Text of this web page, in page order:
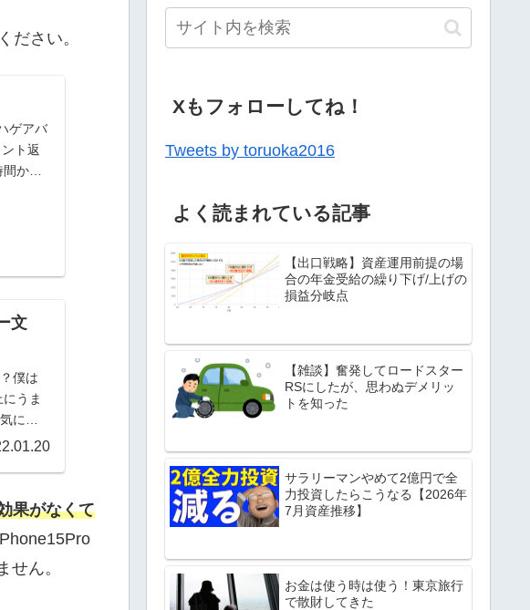
ださい。
ゲアバ
ト返
間か
文
僕は
うま
にす
果がなくて
ん。
Xもフォローしてね！
Tweets by toruoka2016
よく読まれている記事
【出口戦略】資産運用前提の場
合の年金受給の繰り下げ/上げの
損益分岐点
【雑談】奮発してロードスター
RSにしたが、思わぬデメリッ
トを知った
サラリーマンやめて2億円で全
力投資したらこうなる【2026年
7月資産推移】
お金は使う時は使う！東京旅行
で散財してきた